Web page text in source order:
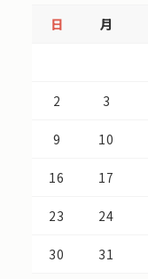
日 月
2 3
9 10
16 17
23 24
30 31